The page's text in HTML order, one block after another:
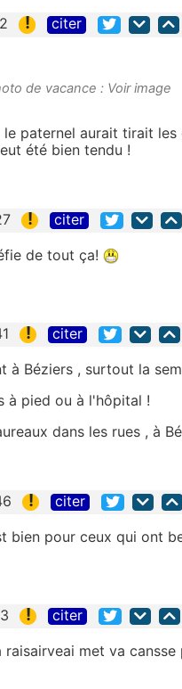
! citer
de vacance : Voir image
paternel aurait tirait
été bien tendu !
! citer
de tout ça!
! citer
à Béziers , surtout la
à pied ou à l'hôpital !
dans les rues , à
! citer
pour ceux qui ont
! citer
met va